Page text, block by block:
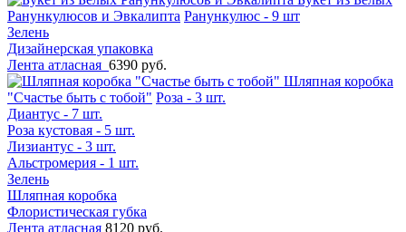
Ранункулюсов и Эвкалипта Ранункулюс - 9 шт
Зелень
Дизайнерская упаковка
Лента атласная 6390 руб.
Шляпная коробка
"Счастье быть с тобой" Роза - 3 шт.
Диантус - 7 шт.
Роза кустовая - 5 шт.
Лизиантус - 3 шт.
Альстромерия - 1 шт.
Зелень
Шляпная коробка
Флористическая губка
Лента атласная 8120 руб.